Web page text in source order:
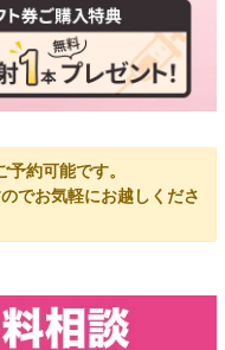
約可能です。
でお気軽にお越しくださ